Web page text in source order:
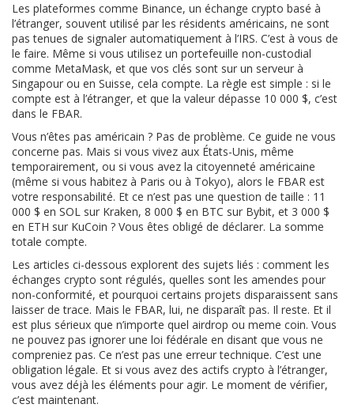
Les plateformes comme Binance, un échange crypto basé à
l’étranger, souvent utilisé par les résidents américains, ne sont
pas tenues de signaler automatiquement à l’IRS. C’est à vous de
le faire. Même si vous utilisez un portefeuille non-custodial
comme MetaMask, et que vos clés sont sur un serveur à
Singapour ou en Suisse, cela compte. La règle est simple : si le
compte est à l’étranger, et que la valeur dépasse 10 000 $, c’est
dans le FBAR.
Vous n’êtes pas américain ? Pas de problème. Ce guide ne vous
concerne pas. Mais si vous vivez aux États-Unis, même
temporairement, ou si vous avez la citoyenneté américaine
(même si vous habitez à Paris ou à Tokyo), alors le FBAR est
votre responsabilité. Et ce n’est pas une question de taille : 11
000 $ en SOL sur Kraken, 8 000 $ en BTC sur Bybit, et 3 000 $
en ETH sur KuCoin ? Vous êtes obligé de déclarer. La somme
totale compte.
Les articles ci-dessous explorent des sujets liés : comment les
échanges crypto sont régulés, quelles sont les amendes pour
non-conformité, et pourquoi certains projets disparaissent sans
laisser de trace. Mais le FBAR, lui, ne disparaît pas. Il reste. Et il
est plus sérieux que n’importe quel airdrop ou meme coin. Vous
ne pouvez pas ignorer une loi fédérale en disant que vous ne
compreniez pas. Ce n’est pas une erreur technique. C’est une
obligation légale. Et si vous avez des actifs crypto à l’étranger,
vous avez déjà les éléments pour agir. Le moment de vérifier,
c’est maintenant.